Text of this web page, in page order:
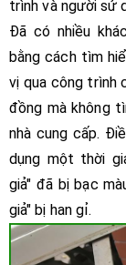
trình và người sử
Đã có nhiều
bằng cách tìm
vị qua công trình
đồng mà không
nhà cung cấp.
dụng một thời
giả" đã bị bạc
giả" bị han gỉ.